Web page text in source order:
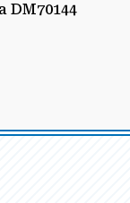
DM70144